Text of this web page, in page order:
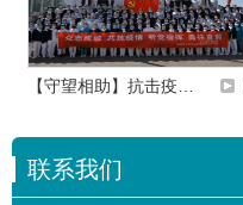
【守望相助】抗击疫…
联系我们